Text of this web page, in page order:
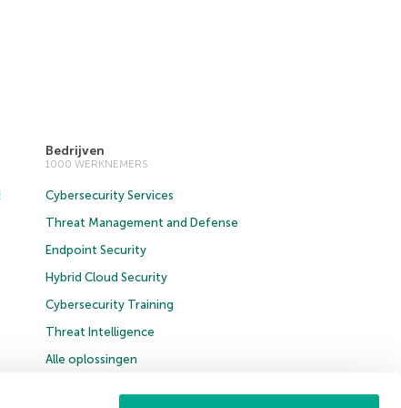
Bedrijven
1000 WERKNEMERS
Cybersecurity Services
Threat Management and Defense
Endpoint Security
Hybrid Cloud Security
Cybersecurity Training
Threat Intelligence
Alle oplossingen